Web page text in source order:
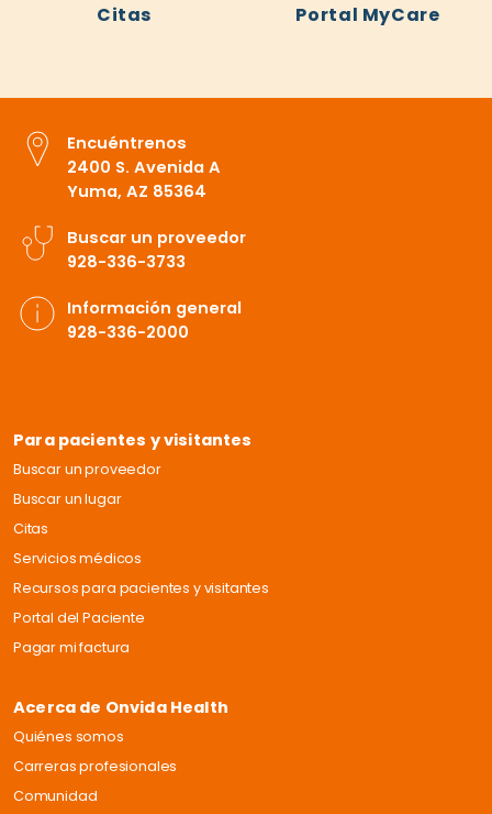
Citas Portal MyCare
Encuéntrenos
2400 S. Avenida A
Yuma, AZ 85364
Buscar un proveedor
928-336-3733
Información general
928-336-2000
Para pacientes y visitantes
Buscar un proveedor
Buscar un lugar
Citas
Servicios médicos
Recursos para pacientes y visitantes
Portal del Paciente
Pagar mi factura
Acerca de Onvida Health
Quiénes somos
Carreras profesionales
Comunidad